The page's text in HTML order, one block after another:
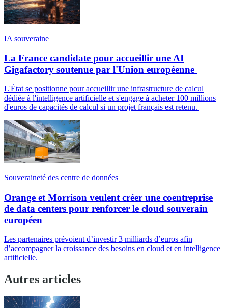
IA souveraine
La France candidate pour accueillir une AI
Gigafactory soutenue par l'Union européenne
L'État se positionne pour accueillir une infrastructure de calcul
dédiée à l'intelligence artificielle et s'engage à acheter 100 millions
d'euros de capacités de calcul si un projet français est retenu.
Souveraineté des centre de données
Orange et Morrison veulent créer une coentreprise
de data centers pour renforcer le cloud souverain
européen
Les partenaires prévoient d’investir 3 milliards d’euros afin
d’accompagner la croissance des besoins en cloud et en intelligence
artificielle.
Autres articles